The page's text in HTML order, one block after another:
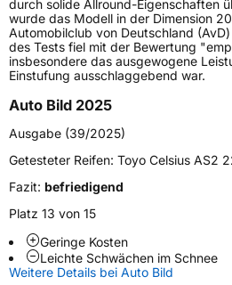
Höchstlast630 kg
Gewicht (in kg)10,61 kg
Generelle Merkmale
FahrzeugtypPKW
VerwendungGanzjahresreifen
ModellnameCelsius AS2
FahrzeugartPKW & SUV
Weitere Eigenschaften
durch solide Allround-Eigenschaften
wurde das Modell in der Dimension
Automobilclub von Deutschland
des Tests fiel mit der Bewertung
insbesondere das ausgewogene
Einstufung ausschlaggebend war.
Auto Bild 2025
Ausgabe (39/2025)
Getesteter Reifen: Toyo Celsius AS2
Fazit: befriedigend
Platz 13 von 15
Geringe Kosten
Leichte Schwächen im Schnee
Weitere Details bei Auto Bild